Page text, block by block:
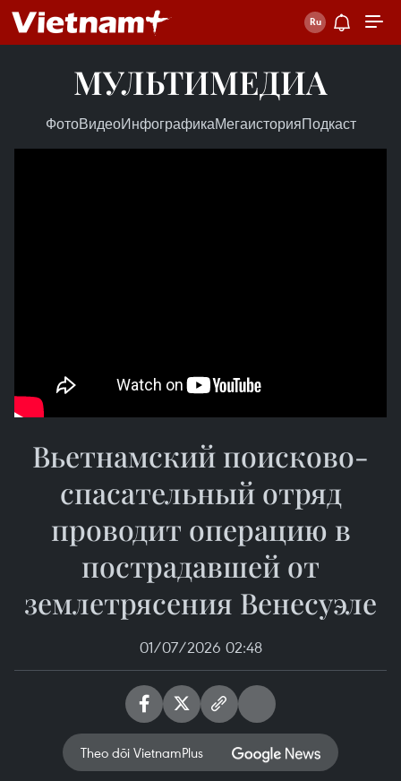
МУЛЬТИМЕДИА
ФотоВидеоИнфографикаМегаисторияПодкаст
Вьетнамский поисково-
спасательный отряд
проводит операцию в
пострадавшей от
землетрясения Венесуэле
01/07/2026 02:48
Theo dõi VietnamPlus